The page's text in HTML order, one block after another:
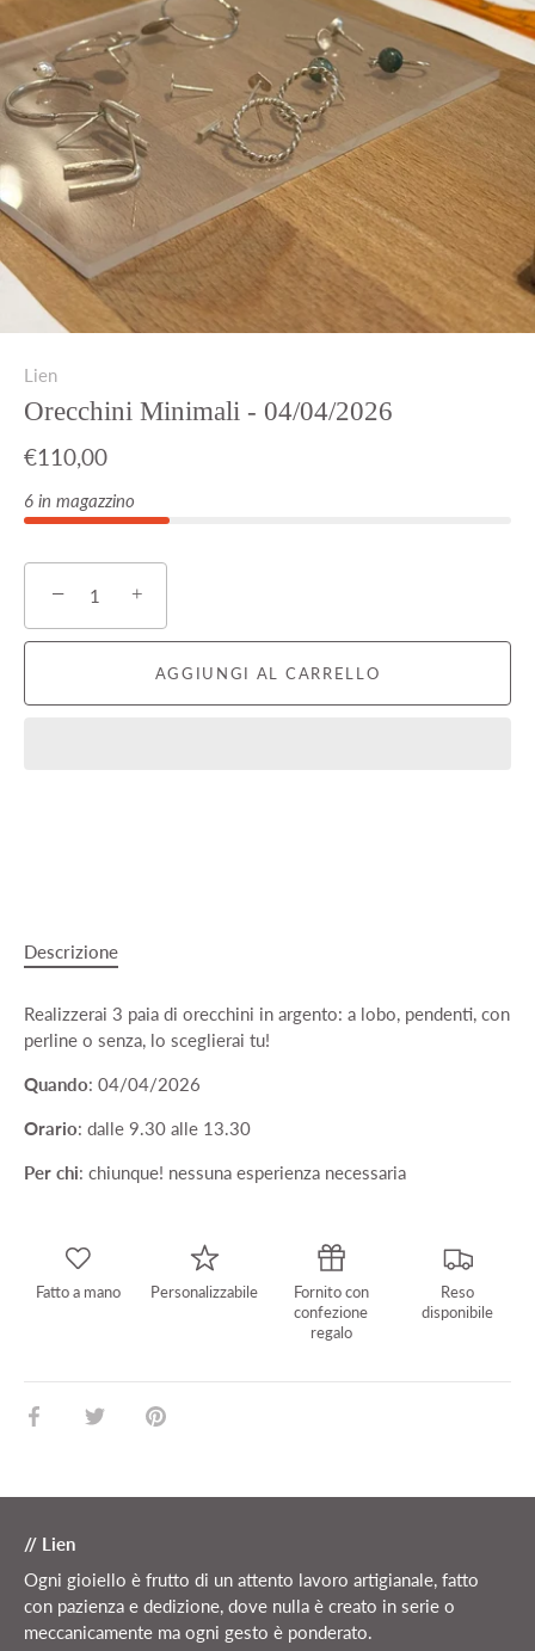
Lien
Orecchini Minimali - 04/04/2026
€110,00
6 in magazzino
− +
AGGIUNGI AL CARRELLO
Descrizione
Realizzerai 3 paia di orecchini in argento: a lobo, pendenti, con
perline o senza, lo sceglierai tu!
Quando: 04/04/2026
Orario: dalle 9.30 alle 13.30
Per chi: chiunque! nessuna esperienza necessaria
Fatto a mano Personalizzabile
Fornito con
confezione
regalo
Reso
disponibile
CondividiCondividiCondividi
// Lien
Ogni gioiello è frutto di un attento lavoro artigianale, fatto
con pazienza e dedizione, dove nulla è creato in serie o
meccanicamente ma ogni gesto è ponderato.